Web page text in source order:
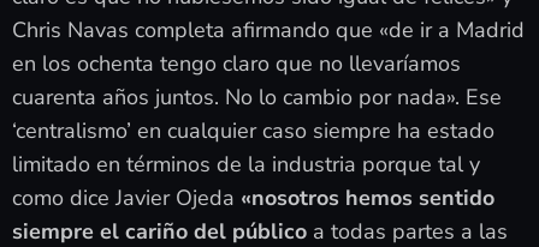
Chris Navas completa afirmando que «de ir a Madrid
en los ochenta tengo claro que no llevaríamos
cuarenta años juntos. No lo cambio por nada». Ese
‘centralismo’ en cualquier caso siempre ha estado
limitado en términos de la industria porque tal y
como dice Javier Ojeda «nosotros hemos sentido
siempre el cariño del público a todas partes a las